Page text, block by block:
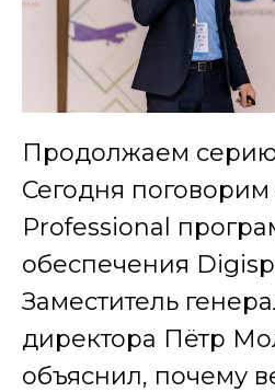
Продолжаем
Сегодня поговорим
Professional
обеспечения
Заместитель
директора Пётр
объяснил, почему